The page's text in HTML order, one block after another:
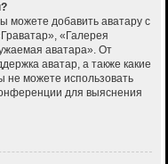
можете добавить аватару с
«Галерея
аватара». От
аватар, а также какие
не можете использовать
для выяснения